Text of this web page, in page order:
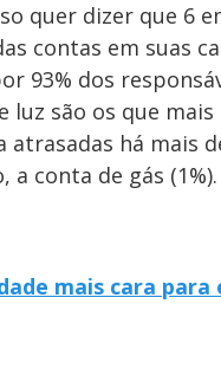
quer dizer que 6
contas em suas
93% dos
luz são os que
atrasadas há mais
a conta de gás (1%).
mais cara